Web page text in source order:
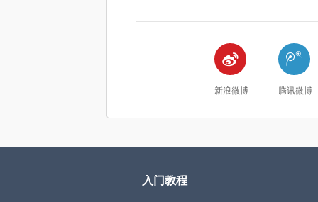

新浪微博

腾讯微博
入门教程